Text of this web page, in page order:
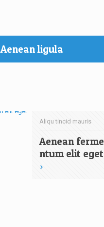
Aenean ligula
Aliqu tincid mauris
Aenean ferme
ntum elit eget